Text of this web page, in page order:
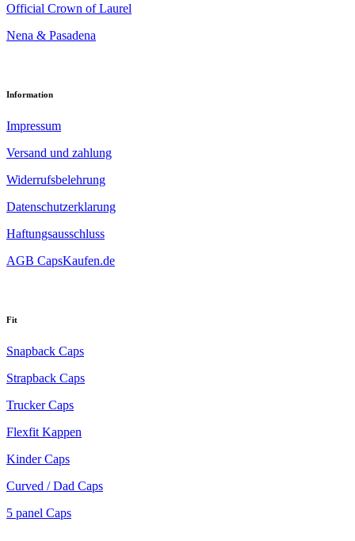
Official Crown of Laurel
Nena & Pasadena
Information
Impressum
Versand und zahlung
Widerrufsbelehrung
Datenschutzerklarung
Haftungsausschluss
AGB CapsKaufen.de
Fit
Snapback Caps
Strapback Caps
Trucker Caps
Flexfit Kappen
Kinder Caps
Curved / Dad Caps
5 panel Caps